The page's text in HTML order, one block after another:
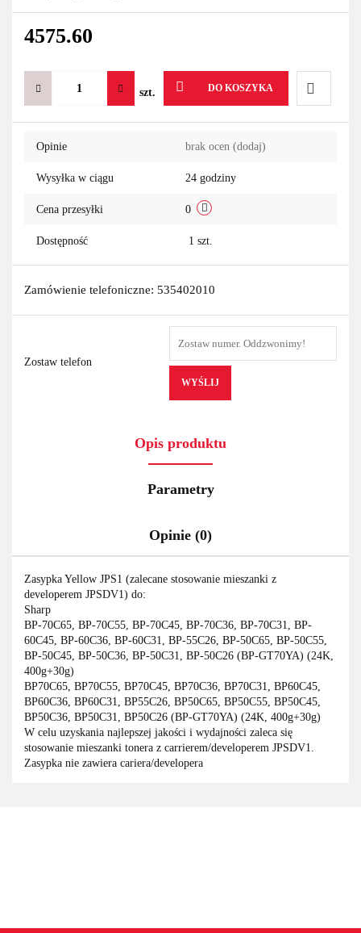
4575.60
szt. DO KOSZYKA
Do
Opinie brak ocen (dodaj)
Wysyłka w ciągu 24 godziny
Cena przesyłki 0
Dostępność 1 szt.
Zamówienie telefoniczne: 535402010
Zostaw telefon
WYŚLIJ
Opis produktu
Parametry
Opinie (0)
Zasypka Yellow JPS1 (zalecane stosowanie mieszanki z
developerem JPSDV1) do:
Sharp
BP-70C65, BP-70C55, BP-70C45, BP-70C36, BP-70C31, BP-
60C45, BP-60C36, BP-60C31, BP-55C26, BP-50C65, BP-50C55,
BP-50C45, BP-50C36, BP-50C31, BP-50C26 (BP-GT70YA) (24K,
400g+30g)
BP70C65, BP70C55, BP70C45, BP70C36, BP70C31, BP60C45,
BP60C36, BP60C31, BP55C26, BP50C65, BP50C55, BP50C45,
BP50C36, BP50C31, BP50C26 (BP-GT70YA) (24K, 400g+30g)
W celu uzyskania najlepszej jakości i wydajności zaleca się
stosowanie mieszanki tonera z carrierem/developerem JPSDV1.
Zasypka nie zawiera cariera/developera